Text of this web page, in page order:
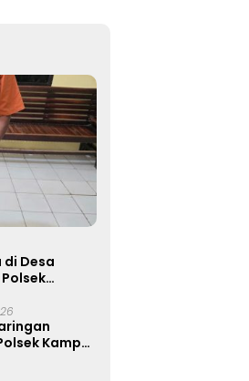
di Desa
Kampar